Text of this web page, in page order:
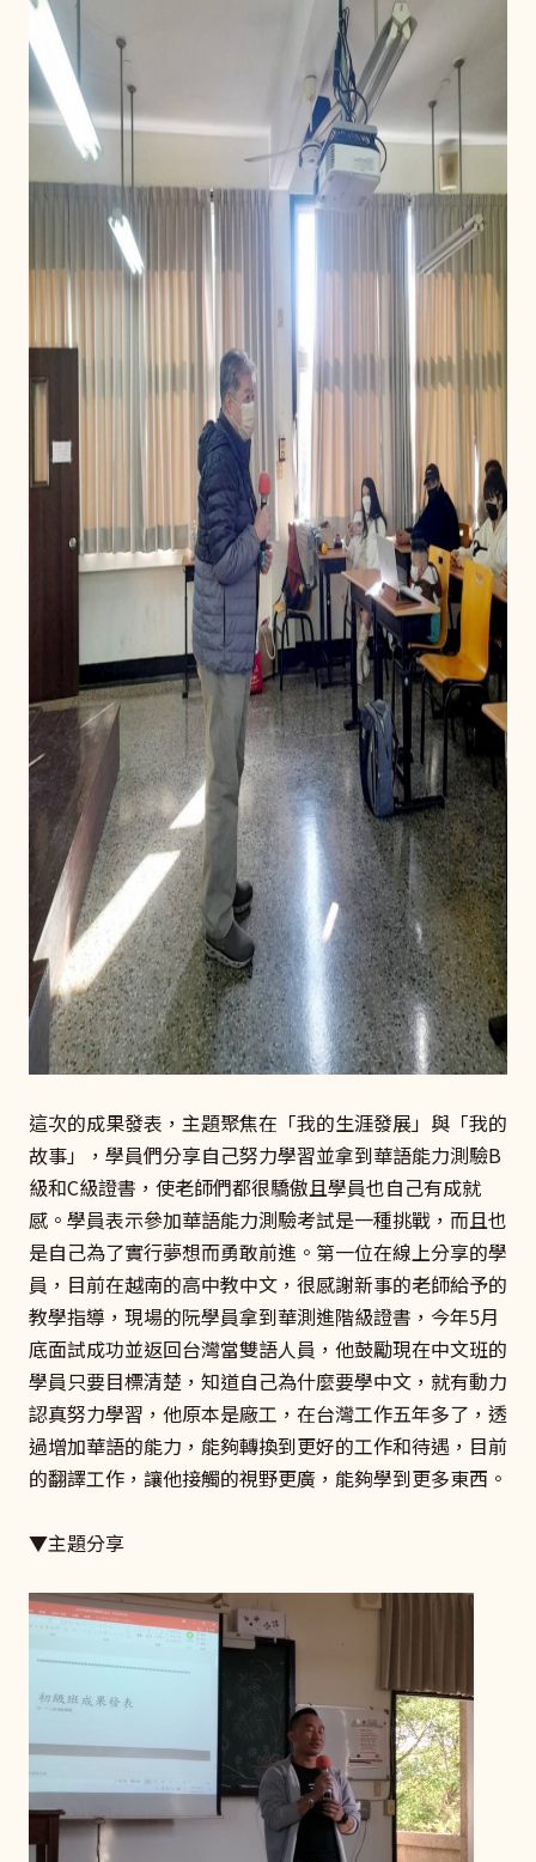
這次的成果發表，主題聚焦在「我的生涯發展」與「我的
故事」，學員們分享自己努力學習並拿到華語能力測驗B
級和C級證書，使老師們都很驕傲且學員也自己有成就
感。學員表示參加華語能力測驗考試是一種挑戰，而且也
是自己為了實行夢想而勇敢前進。第一位在線上分享的學
員，目前在越南的高中教中文，很感謝新事的老師給予的
教學指導，現場的阮學員拿到華測進階級證書，今年5月
底面試成功並返回台灣當雙語人員，他鼓勵現在中文班的
學員只要目標清楚，知道自己為什麼要學中文，就有動力
認真努力學習，他原本是廠工，在台灣工作五年多了，透
過增加華語的能力，能夠轉換到更好的工作和待遇，目前
的翻譯工作，讓他接觸的視野更廣，能夠學到更多東西。
▼主題分享